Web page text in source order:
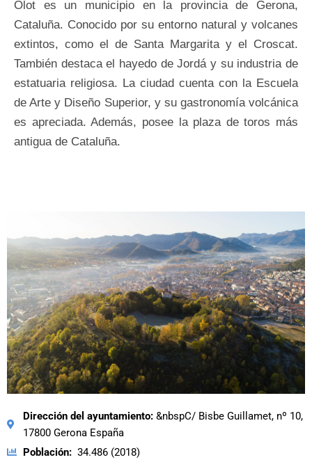
Olot es un municipio en la provincia de Gerona,
Cataluña. Conocido por su entorno natural y volcanes
extintos, como el de Santa Margarita y el Croscat.
También destaca el hayedo de Jordá y su industria de
estatuaria religiosa. La ciudad cuenta con la Escuela
de Arte y Diseño Superior, y su gastronomía volcánica
es apreciada. Además, posee la plaza de toros más
antigua de Cataluña.
Dirección del ayuntamiento:&nbspC/ Bisbe Guillamet, nº 10,
17800 Gerona España
Población:34.486 (2018)